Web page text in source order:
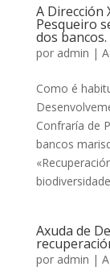
A Dirección
Pesqueiro
dos bancos.
por admin |
Como é
Confraría de
bancos
Axuda de
por admin |